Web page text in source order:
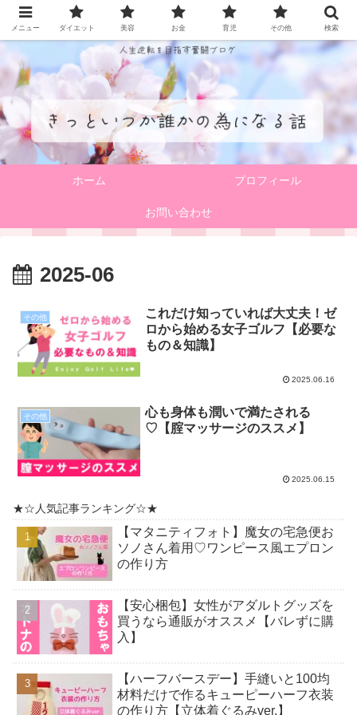
ホーム プロフィール
お問い合わせ
2025-06
その他
これだけ知っていれば大丈夫！ゼ
ロから始める女子ゴルフ【必要な
もの＆知識】
2025.06.16
その他
心も身体も潤いで満たされる
♡【腟マッサージのススメ】
2025.06.15
★☆人気記事ランキング☆★
【マタニティフォト】魔女の宅急便お
ソノさん着用♡ワンピース風エプロン
の作り方
【安心梱包】女性がアダルトグッズを
買うなら通販がオススメ【バレずに購
入】
【ハーフバースデー】手縫いと100均
材料だけで作るキューピーハーフ衣装
の作り方【立体着ぐるみver.】
メニュー ダイエット 美容 お金 育児 その他 検索